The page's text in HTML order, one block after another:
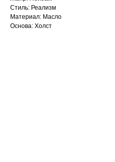
Стиль: Реализм
Материал: Масло
Основа: Холст